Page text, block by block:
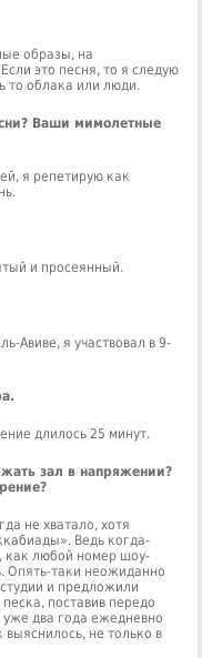
образы, на
это песня, то я следую
то облака или люди.
Ваши мимолетные
я репетирую как
и просеянный.
Авиве, я участвовал в 9-
длилось 25 минут.
зал в напряжении?
не хватало, хотя
Ведь когда-
как любой номер шоу-
Опять-таки неожиданно
и предложили
поставив передо
два года ежедневно
не только в